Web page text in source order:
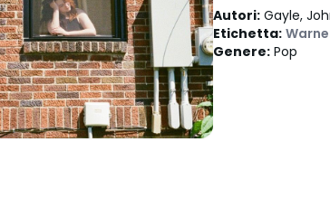
Autori: Gayle,
Etichetta:
Genere: Pop